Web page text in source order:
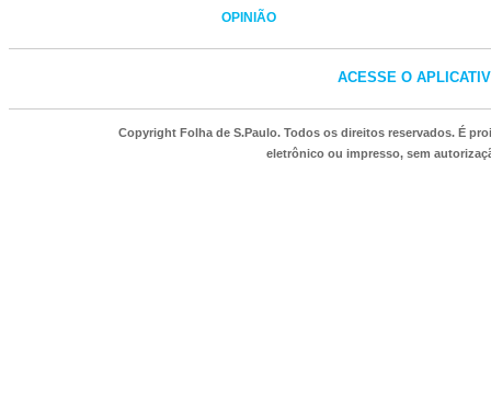
OPINIÃO
ACESSE O
Copyright Folha de S.Paulo. Todos os direitos reservados. É
eletrônico ou impresso, sem